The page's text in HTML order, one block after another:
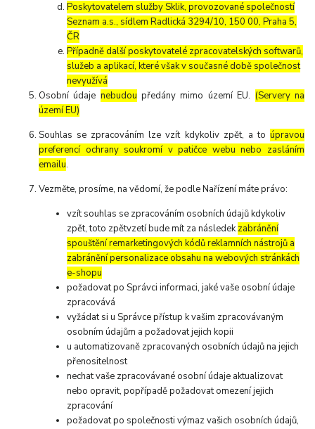
Poskytovatelem služby Sklik, provozované společností
Seznam a.s., sídlem Radlická 3294/10, 150 00, Praha 5,
ČR
Případně další poskytovatelé zpracovatelských softwarů,
služeb a aplikací, které však v současné době společnost
nevyužívá
Osobní údaje nebudou předány mimo území EU. (Servery na
území EU)
Souhlas se zpracováním lze vzít kdykoliv zpět, a to úpravou
preferencí ochrany soukromí v patičce webu nebo zasláním
emailu.
Vezměte, prosíme, na vědomí, že podle Nařízení máte právo:
vzít souhlas se zpracováním osobních údajů kdykoliv
zpět, toto zpětvzetí bude mít za následekzabránění
spouštění remarketingových kódů reklamních nástrojů a
zabránění personalizace obsahu na webových stránkách
e-shopu
požadovat po Správci informaci, jaké vaše osobní údaje
zpracovává
vyžádat si u Správce přístup k vašim zpracovávaným
osobním údajům a požadovat jejich kopii
u automatizovaně zpracovaných osobních údajů na jejich
přenositelnost
nechat vaše zpracovávané osobní údaje aktualizovat
nebo opravit, popřípadě požadovat omezení jejich
zpracování
požadovat po společnosti výmaz vašich osobních údajů,